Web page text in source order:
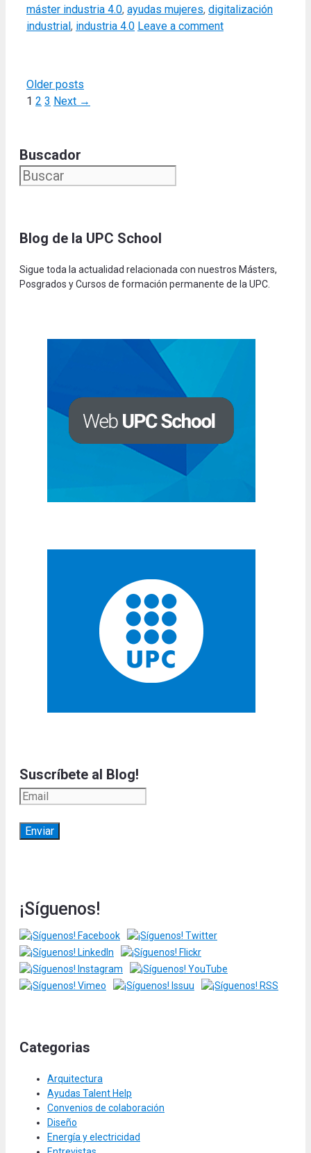
máster industria 4.0, ayudas mujeres, digitalización
industrial, industria 4.0 Leave a comment
Older posts
Page
1 Page
2 Page
3 Next →
Buscador
Blog de la UPC School
Sigue toda la actualidad relacionada con nuestros Másters,
Posgrados y Cursos de formación permanente de la UPC.
Suscríbete al Blog!
¡Síguenos!
Categorias
Arquitectura
Ayudas Talent Help
Convenios de colaboración
Diseño
Energía y electricidad